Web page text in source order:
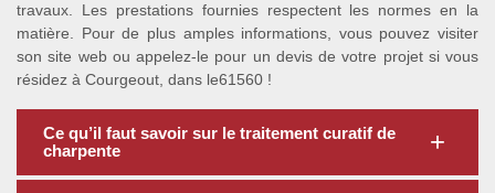
travaux. Les prestations fournies respectent les normes en la
matière. Pour de plus amples informations, vous pouvez visiter
son site web ou appelez-le pour un devis de votre projet si vous
résidez à Courgeout, dans le61560 !
Ce qu’il faut savoir sur le traitement curatif de
charpente